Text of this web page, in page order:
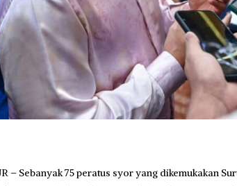
– Sebanyak 75 peratus syor yang dikemukakan